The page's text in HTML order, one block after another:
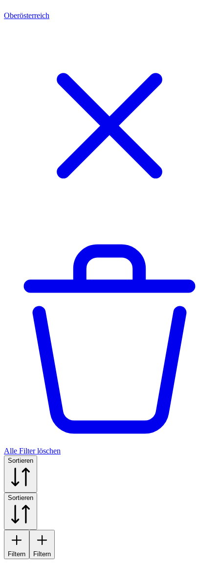
Oberösterreich
Alle Filter löschen
Sortieren
Sortieren
Filtern Filtern